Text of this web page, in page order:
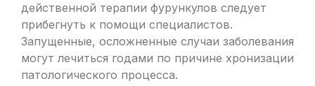
действенной терапии фурункулов следует
прибегнуть к помощи специалистов.
Запущенные, осложненные случаи заболевания
могут лечиться годами по причине хронизации
патологического процесса.